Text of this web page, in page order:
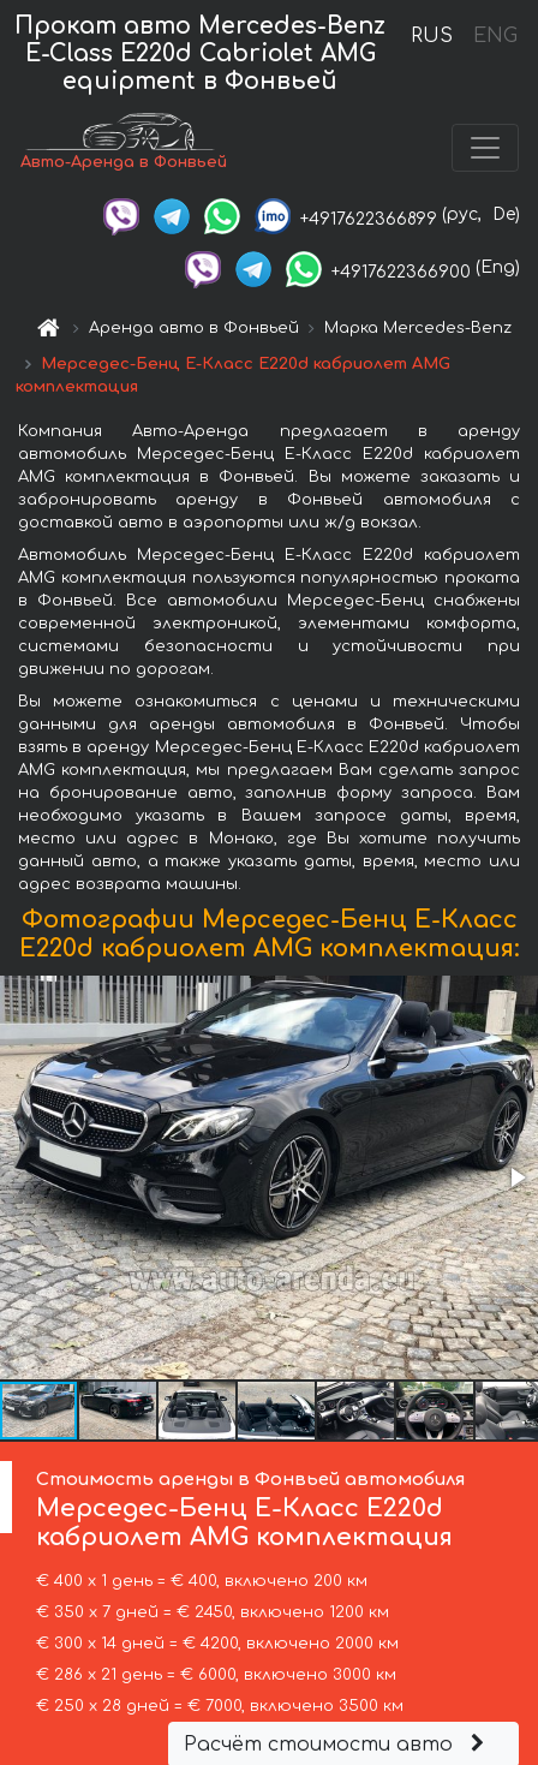
RUS ENG
Прокат авто Mercedes-Benz
E-Class E220d Cabriolet AMG
equipment в Фонвьей
Авто-Аренда в Фонвьей
+4917622366899 (рус, De)
+4917622366900 (Eng)
Аренда авто в Фонвьей Марка Mercedes-Benz
Мерседес-Бенц E-Класс E220d кабриолет AMG
комплектация
Компания Авто-Аренда предлагает в аренду
автомобиль Мерседес-Бенц E-Класс E220d кабриолет
AMG комплектация в Фонвьей. Вы можете заказать и
забронировать аренду в Фонвьей автомобиля с
доставкой авто в аэропорты или ж/д вокзал.
Автомобиль Мерседес-Бенц E-Класс E220d кабриолет
AMG комплектация пользуются популярностью проката
в Фонвьей. Все автомобили Мерседес-Бенц снабжены
современной электроникой, элементами комфорта,
системами безопасности и устойчивости при
движении по дорогам.
Вы можете ознакомиться с ценами и техническими
данными для аренды автомобиля в Фонвьей. Чтобы
взять в аренду Мерседес-Бенц E-Класс E220d кабриолет
AMG комплектация, мы предлагаем Вам сделать запрос
на бронирование авто, заполнив форму запроса. Вам
необходимо указать в Вашем запросе даты, время,
место или адрес в Монако, где Вы хотите получить
данный авто, а также указать даты, время, место или
адрес возврата машины.
Фотографии Мерседес-Бенц E-Класс
E220d кабриолет AMG комплектация:
Стоимость аренды в Фонвьей автомобиля
Мерседес-Бенц E-Класс E220d
кабриолет AMG комплектация
€ 400 х 1 день = € 400, включено 200 км
€ 350 х 7 дней = € 2450, включено 1200 км
€ 300 х 14 дней = € 4200, включено 2000 км
€ 286 х 21 день = € 6000, включено 3000 км
€ 250 х 28 дней = € 7000, включено 3500 км
Расчёт стоимости авто